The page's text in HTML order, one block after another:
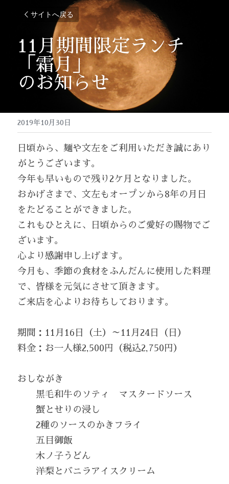
サイトへ戻る
11月期間限定ランチ
「霜月」
のお知らせ
2019年10月30日
日頃から、麺や文左をご利用いただき誠にあり
がとうございます。
今年も早いもので残り2ケ月となりました。
おかげさまで、文左もオープンから8年の月日
をたどることができました。
これもひとえに、日頃からのご愛好の賜物でご
ざいます。
心より感謝申し上げます。
今月も、季節の食材をふんだんに使用した料理
で、皆様を元気にさせて頂きます。
ご来店を心よりお待ちしております。
期間：11月16日（土）～11月24日（日）
料金：お一人様2,500円（税込2,750円）
おしながき
黒毛和牛のソティ　マスタードソース
蟹とせりの浸し
2種のソースのかきフライ
五目御飯
木ノ子うどん
洋梨とバニラアイスクリーム